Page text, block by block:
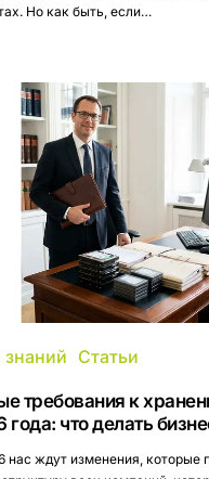
Но как быть, если…
знаний Статьи
требования к
года: что делать
нас ждут изменения, которые